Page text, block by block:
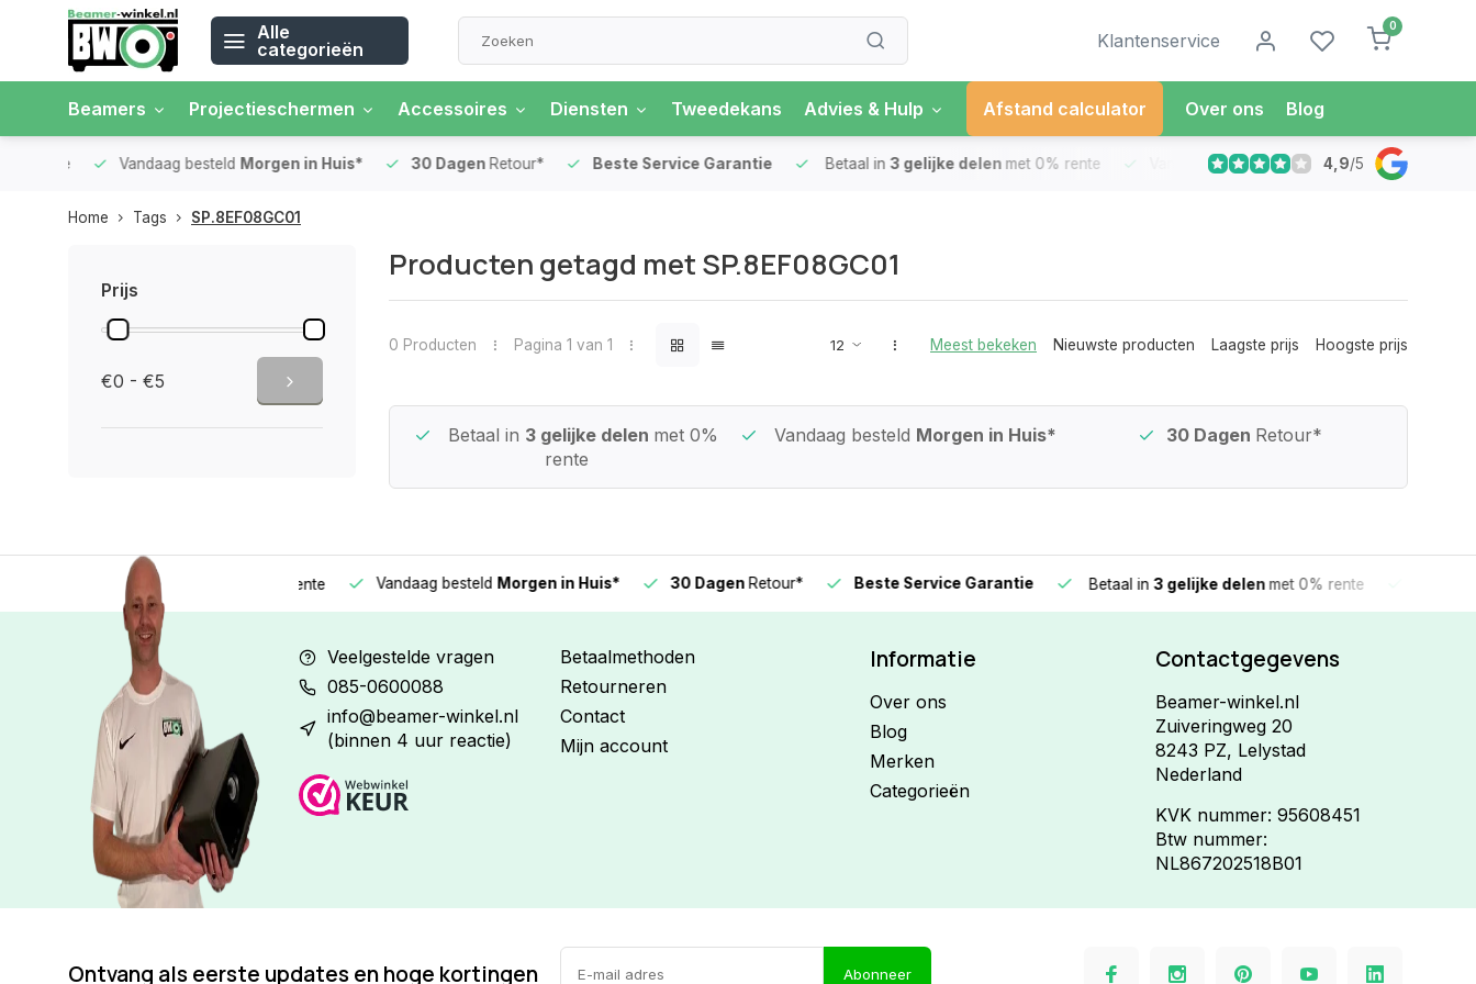
Alle
categorieën
Klantenservice
0
Beamers Projectieschermen Accessoires Diensten Tweedekans Advies & Hulp Afstand calculator Over ons Blog
Vandaag besteldMorgen in Huis* 30 DagenRetour* Beste Service Garantie Betaal in 3 gelijke delen met 0% rente Vandaag besteldMorgen in Huis*
4,9/5
Home Tags SP.8EF08GC01
Prijs
€0 - €5
Producten getagd met SP.8EF08GC01
0 Producten Pagina 1 van 1 Meest bekeken Nieuwste producten Laagste prijs Hoogste prijs
Beste Service Garantie Betaal in 3 gelijke delen met 0%
rente
Vandaag besteld Morgen in Huis* 30 Dagen Retour*
3 gelijke delen Vandaag besteldMorgen in Huis* 30 DagenRetour* Beste Service Garantie Betaal in3 gelijke delen met 0% rente
Veelgestelde vragen
085-0600088
info@beamer-winkel.nl
(binnen 4 uur reactie)
Betaalmethoden
Retourneren
Contact
Mijn account
Informatie
Over ons
Blog
Merken
Categorieën
Contactgegevens
Beamer-winkel.nl
Zuiveringweg 20
8243 PZ, Lelystad
Nederland
KVK nummer: 95608451
Btw nummer:
NL867202518B01
Ontvang als eerste updates en hoge kortingen Abonneer